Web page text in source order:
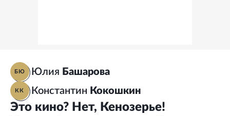
БЮ Юлия Башарова
КК Константин Кокошкин
Это кино? Нет, Кенозерье!